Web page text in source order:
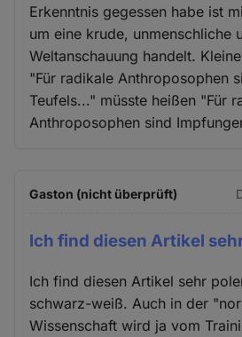
Erkenntnis gegessen habe ist
um eine krude, unmenschliche
Weltanschauung handelt.
"Für radikale Anthroposophen
Teufels..." müsste heißen "Für
Anthroposophen sind
Gaston (nicht überprüft)
Ich find diesen Artikel
Ich find diesen Artikel sehr
schwarz-weiß. Auch in der
Wissenschaft wird ja vom